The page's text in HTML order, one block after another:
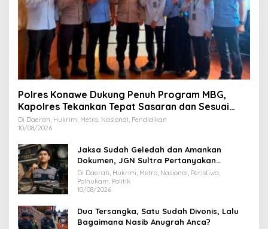
Polres Konawe Dukung Penuh Program MBG,
Kapolres Tekankan Tepat Sasaran dan Sesuai
Aturan
Di Daerah, Hukrim, Metro, Nasional, Pendidikan
10/08/2026
Jaksa Sudah Geledah dan Amankan
Dokumen, JGN Sultra Pertanyakan
Tersangka Dana Hibah Pilkada Bombana
Di Daerah, Hukrim, Metro, Nasional, Peristiwa,
Polhukam, Politik
10/08/2026
Dua Tersangka, Satu Sudah Divonis, Lalu
Bagaimana Nasib Anugrah Anca?